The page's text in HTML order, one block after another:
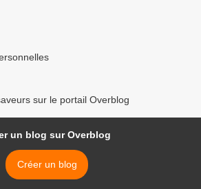
sur le portail Overblog
un blog sur Overblog
Créer un blog